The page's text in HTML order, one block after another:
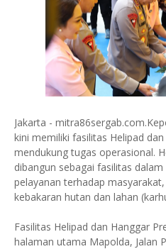
Jakarta -
kini memiliki fasilitas Helipad
mendukung tugas operasional.
dibangun sebagai fasilitas
pelayanan terhadap
kebakaran hutan dan lahan
Fasilitas Helipad dan Hanggar
halaman utama Mapolda, Jalan